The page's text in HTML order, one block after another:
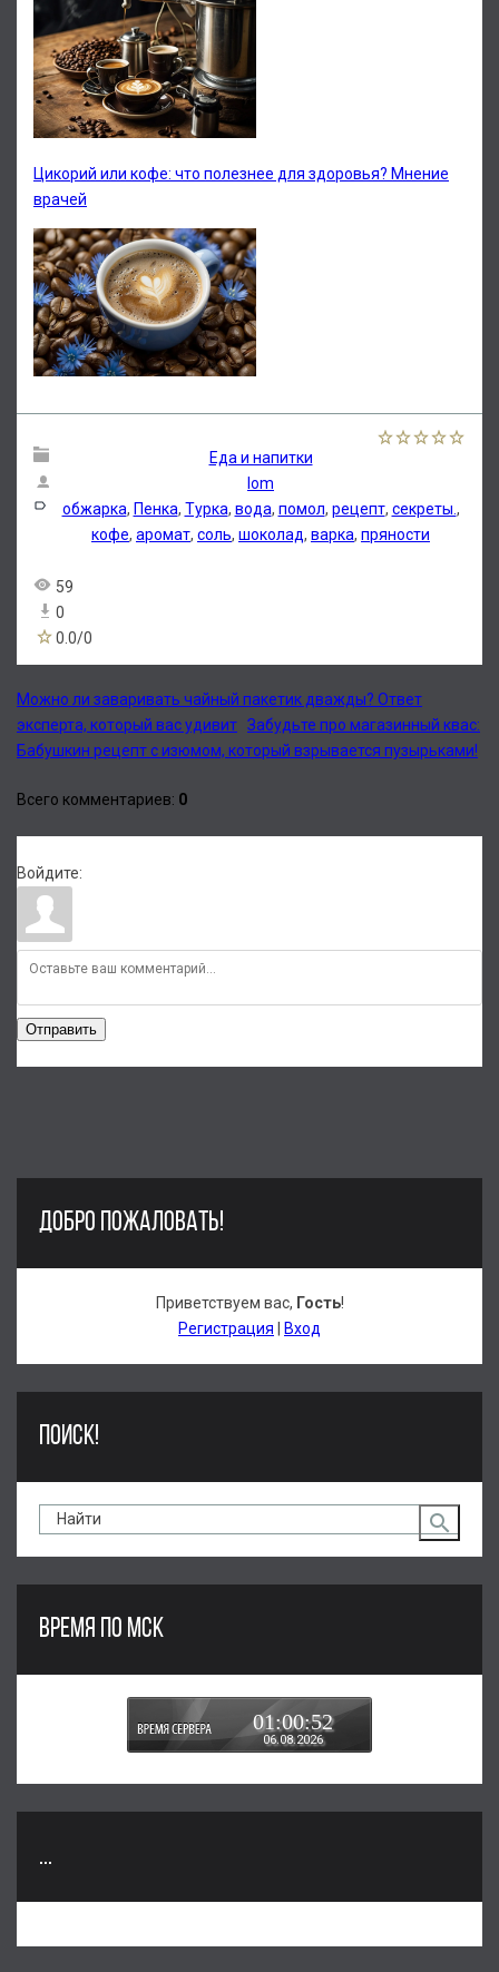
Цикорий или кофе: что полезнее для здоровья? Мнение
врачей
Еда и напитки
lom
обжарка, Пенка, Турка, вода, помол, рецепт, секреты. ,
кофе, аромат, соль, шоколад, варка, пряности
59
0
0.0/0
Можно ли заваривать чайный пакетик дважды? Ответ
эксперта, который вас удивит Забудьте про магазинный квас:
Бабушкин рецепт с изюмом, который взрывается пузырьками!
Всего комментариев: 0
Войдите:
Отправить
ДОБРО ПОЖАЛОВАТЬ!
Приветствуем вас, Гость!
Регистрация
Вход
ПОИСК!
ВРЕМЯ ПО МСК
01:00:53
06.08.2026
...